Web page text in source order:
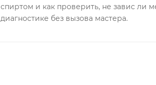
спиртом и как проверить, не завис ли
диагностике без вызова мастера.